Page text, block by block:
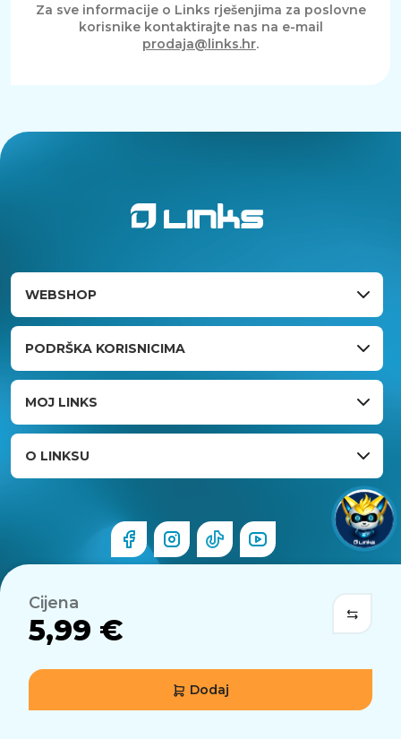
Cijena
5,99 €
Dodaj
Za sve informacije o Links rješenjima za poslovne
korisnike kontaktirajte nas na e-mail
prodaja@links.hr.
WEBSHOP
PODRŠKA KORISNICIMA
MOJ LINKS
O LINKSU
© 2026 Links.hr . Sva prava pridržana.